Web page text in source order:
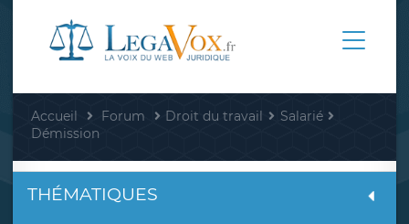
Accueil Forum Droit du travail
Salarié
Démission
THÉMATIQUES